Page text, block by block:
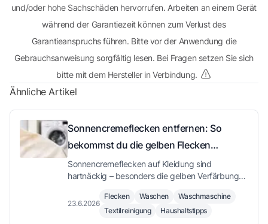
und/oder hohe Sachschäden hervorrufen. Arbeiten an einem Gerät
während der Garantiezeit können zum Verlust des
Garantieanspruchs führen. Bitte vor der Anwendung die
Gebrauchsanweisung sorgfältig lesen. Bei Fragen setzen Sie sich
bitte mit dem Hersteller in Verbindung.
Ähnliche Artikel
Sonnencremeflecken entfernen: So
bekommst du die gelben Flecken
zuverlässig aus der Kleidung
Sonnencremeflecken auf Kleidung sind
hartnäckig – besonders die gelben Verfärbungen
wirkungsvoll vorbehandelst und beim Waschen
richtig vorgehst.
23.6.2026
Flecken Waschen
Waschmaschine
Textilreinigung
Haushaltstipps